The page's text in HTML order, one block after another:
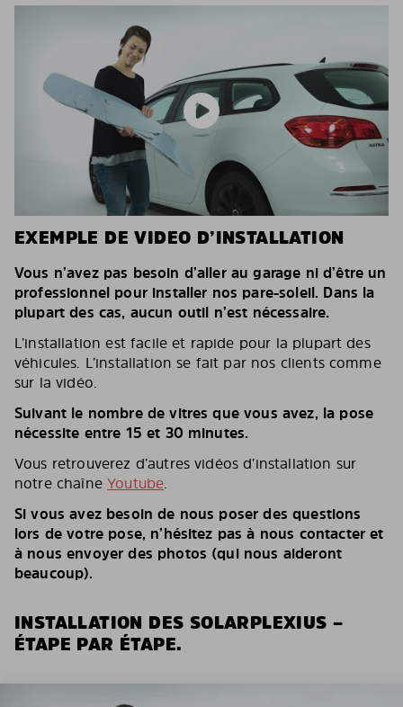
EXEMPLE DE VIDEO D’INSTALLATION
Vous n’avez pas besoin d’aller au garage ni d’être un
professionnel pour installer nos pare-soleil. Dans la
plupart des cas, aucun outil n’est nécessaire.
L’installation est facile et rapide pour la plupart des
véhicules. L’installation se fait par nos clients comme
sur la vidéo.
Suivant le nombre de vitres que vous avez, la pose
nécessite entre 15 et 30 minutes.
Vous retrouverez d’autres vidéos d’installation sur
notre chaîneYoutube.
Si vous avez besoin de nous poser des questions
lors de votre pose, n’hésitez pas à nous contacter et
à nous envoyer des photos (qui nous aideront
beaucoup).
INSTALLATION DES SOLARPLEXIUS –
ÉTAPE PAR ÉTAPE.